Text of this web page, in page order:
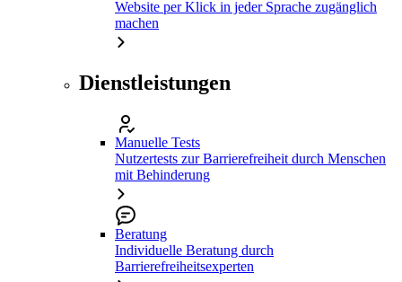
Website per Klick in jeder Sprache zugänglich
machen
Dienstleistungen
Manuelle Tests
Nutzertests zur Barrierefreiheit durch Menschen
mit Behinderung
Beratung
Individuelle Beratung durch
Barrierefreiheitsexperten